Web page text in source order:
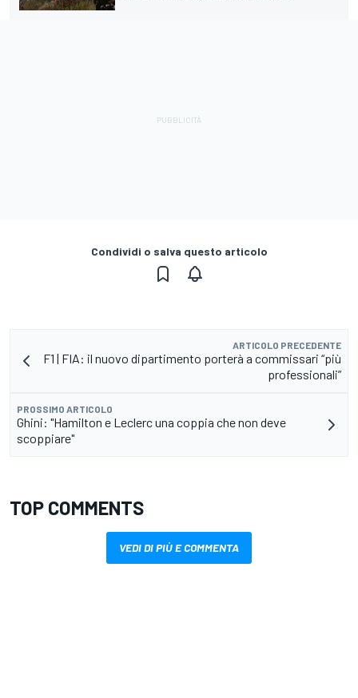
Condividi o salva questo articolo
ARTICOLO PRECEDENTE
F1 | FIA: il nuovo dipartimento porterà a commissari “più
professionali”
PROSSIMO ARTICOLO
Ghini: "Hamilton e Leclerc una coppia che non deve
scoppiare"
TOP COMMENTS
VEDI DI PIÙ E COMMENTA